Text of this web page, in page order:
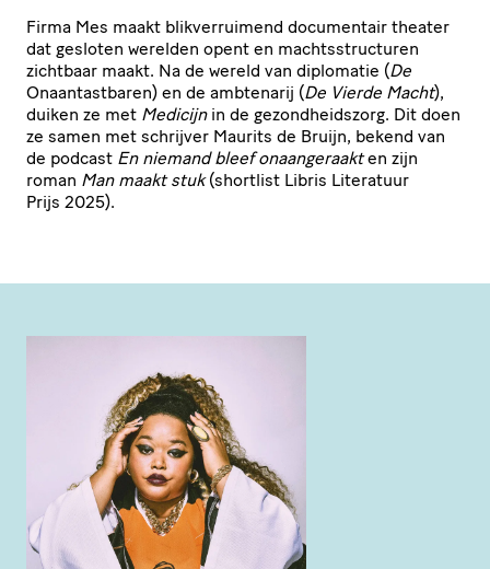
Firma Mes maakt blik­ver­rui­mend documentair theater
dat gesloten werelden opent en machts­struc­turen
zichtbaar maakt. Na de wereld van diplomatie (De
Onaan­tast­baren) en de ambtenarij (De Vierde Macht),
duiken ze met Medicijn in de gezond­heids­zorg. Dit doen
ze samen met schrijver Maurits de Bruijn, bekend van
de podcast En niemand bleef onaan­ge­raakten zijn
roman Man maakt stuk(shortlist Libris Literatuur
Prijs 2025).